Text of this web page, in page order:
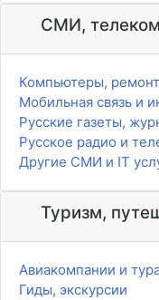
СМИ,
Компьютеры,
Мобильная связь и
Русские газеты,
Русское радио и
Другие СМИ и IT
Туризм,
Авиакомпании и
Гиды, экскурсии